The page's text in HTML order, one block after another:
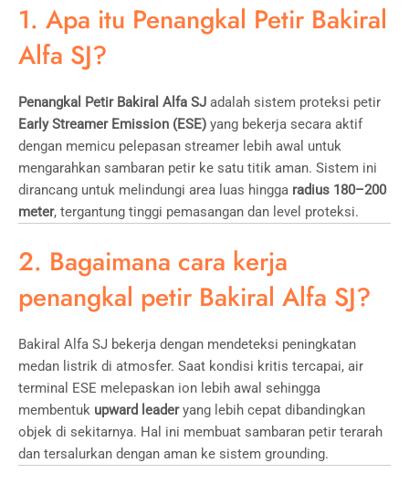
1. Apa itu Penangkal Petir Bakiral
Alfa SJ?
Penangkal Petir Bakiral Alfa SJ adalah sistem proteksi petir
Early Streamer Emission (ESE) yang bekerja secara aktif
dengan memicu pelepasan streamer lebih awal untuk
mengarahkan sambaran petir ke satu titik aman. Sistem ini
dirancang untuk melindungi area luas hingga radius 180–200
meter, tergantung tinggi pemasangan dan level proteksi.
2. Bagaimana cara kerja
penangkal petir Bakiral Alfa SJ?
Bakiral Alfa SJ bekerja dengan mendeteksi peningkatan
medan listrik di atmosfer. Saat kondisi kritis tercapai, air
terminal ESE melepaskan ion lebih awal sehingga
membentuk upward leaderyang lebih cepat dibandingkan
objek di sekitarnya. Hal ini membuat sambaran petir terarah
dan tersalurkan dengan aman ke sistem grounding.